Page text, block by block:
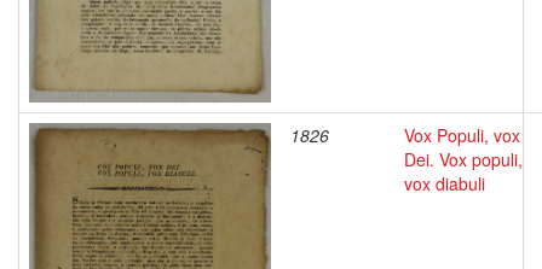
1826
Vox Populi, vox
Dei. Vox populi,
vox diabuli